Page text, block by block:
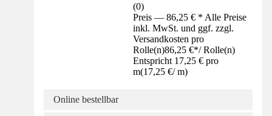
(0)
Preis — 86,25 € * Alle Preise
inkl. MwSt. und ggf. zzgl.
Versandkosten pro
Rolle(n)86,25 €*/ Rolle(n)
Entspricht 17,25 € pro
m(17,25 €/ m)
Online bestellbar